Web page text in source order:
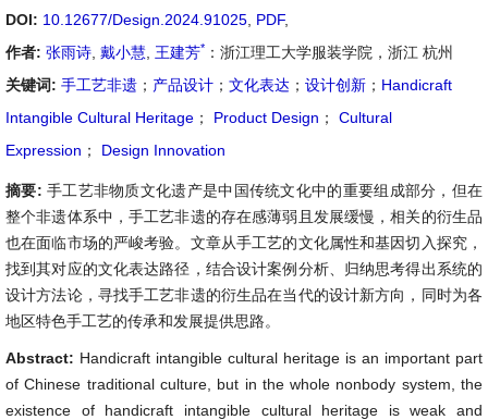
DOI: 10.12677/Design.2024.91025 PDF,
作者: 张雨诗 戴小慧 王建芳* ：浙江理工大学服装学院，浙江 杭州
关键词: 手工艺非遗 ； 产品设计 ； 文化表达 ； 设计创新 ； Handicraft
Intangible Cultural Heritage ； Product Design ；
Cultural
Expression ； Design Innovation
摘要: 手工艺非物质文化遗产是中国传统文化中的重要组成部分，但在
整个非遗体系中，手工艺非遗的存在感薄弱且发展缓慢，相关的衍生品
也在面临市场的严峻考验。文章从手工艺的文化属性和基因切入探究，
找到其对应的文化表达路径，结合设计案例分析、归纳思考得出系统的
设计方法论，寻找手工艺非遗的衍生品在当代的设计新方向，同时为各
地区特色手工艺的传承和发展提供思路。
Abstract: Handicraft intangible cultural heritage is an important part
of Chinese traditional culture, but in the whole nonbody system, the
existence of handicraft intangible cultural heritage is weak and